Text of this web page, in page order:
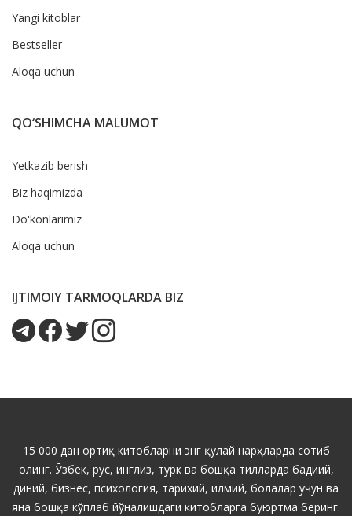
Yangi kitoblar
Bestseller
Aloqa uchun
QO‘SHIMCHA MALUMOT
Yetkazib berish
Biz haqimizda
Do'konlarimiz
Aloqa uchun
IJTIMOIY TARMOQLARDA BIZ
15 000 дан ортиқ китобларни энг қулай нарҳларда сотиб
олинг. Ўзбек, рус, инглиз, турк ва бошқа тилларда бадиий,
диний, бизнес, психология, тарихий, илмий, болалар учун ва
яна бошқа кўплаб йўналишдаги китобларга буюртма беринг.